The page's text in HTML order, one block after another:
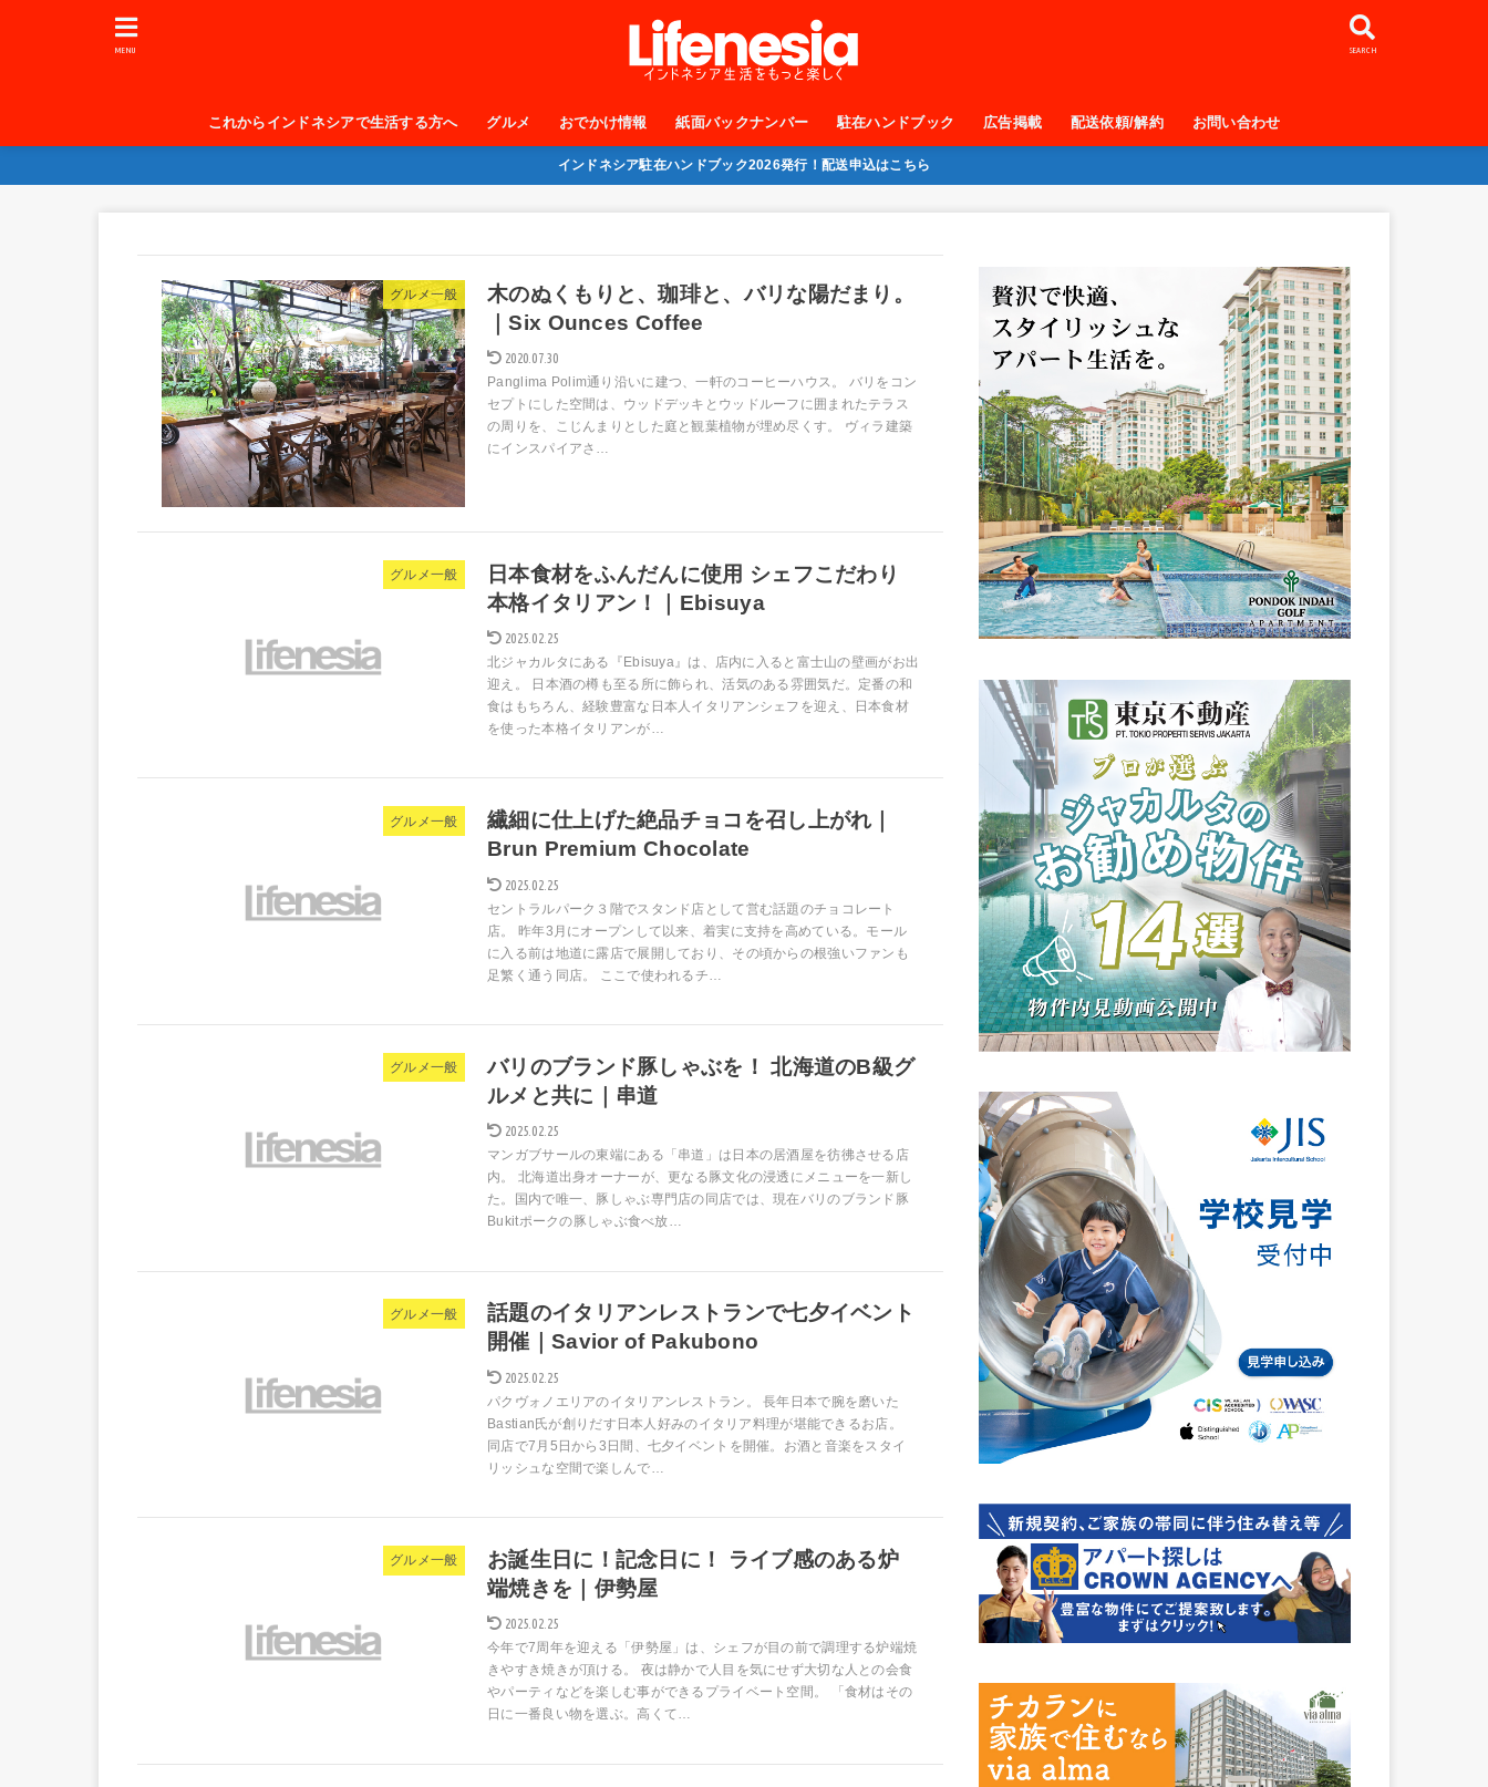
これからインドネシアで生活する方へ グルメ おでかけ情報 紙面バックナンバー 駐在ハンドブック 広告掲載 配送依頼/解約 お問い合わせ
SEARCH
MENU
インドネシア駐在ハンドブック2026発行！配送申込はこちら
グルメ一般
木のぬくもりと、珈琲と、バリな陽だまり。
｜Six Ounces Coffee
2020.07.30
Panglima Polim通り沿いに建つ、一軒のコーヒーハウス。 バリをコン
セプトにした空間は、ウッドデッキとウッドルーフに囲まれたテラス
の周りを、こじんまりとした庭と観葉植物が埋め尽くす。 ヴィラ建築
にインスパイアさ…
グルメ一般
日本食材をふんだんに使用 シェフこだわり
本格イタリアン！｜Ebisuya
2025.02.25
北ジャカルタにある『Ebisuya』は、店内に入ると富士山の壁画がお出
迎え。 日本酒の樽も至る所に飾られ、活気のある雰囲気だ。定番の和
食はもちろん、経験豊富な日本人イタリアンシェフを迎え、日本食材
を使った本格イタリアンが…
グルメ一般
繊細に仕上げた絶品チョコを召し上がれ｜
Brun Premium Chocolate
2025.02.25
セントラルパーク３階でスタンド店として営む話題のチョコレート
店。 昨年3月にオープンして以来、着実に支持を高めている。モール
に入る前は地道に露店で展開しており、その頃からの根強いファンも
足繁く通う同店。 ここで使われるチ…
グルメ一般
バリのブランド豚しゃぶを！ 北海道のB級グ
ルメと共に｜串道
2025.02.25
マンガブサールの東端にある「串道」は日本の居酒屋を彷彿させる店
内。 北海道出身オーナーが、更なる豚文化の浸透にメニューを一新し
た。国内で唯一、豚しゃぶ専門店の同店では、現在バリのブランド豚
Bukitポークの豚しゃぶ食べ放…
グルメ一般
話題のイタリアンレストランで七夕イベント
開催｜Savior of Pakubono
2025.02.25
パクヴォノエリアのイタリアンレストラン。 長年日本で腕を磨いた
Bastian氏が創りだす日本人好みのイタリア料理が堪能できるお店。
同店で7月5日から3日間、七夕イベントを開催。お酒と音楽をスタイ
リッシュな空間で楽しんで…
グルメ一般
お誕生日に！記念日に！ ライブ感のある炉
端焼きを｜伊勢屋
2025.02.25
今年で7周年を迎える「伊勢屋」は、シェフが目の前で調理する炉端焼
きやすき焼きが頂ける。 夜は静かで人目を気にせず大切な人との会食
やパーティなどを楽しむ事ができるプライベート空間。 「食材はその
日に一番良い物を選ぶ。高くて…